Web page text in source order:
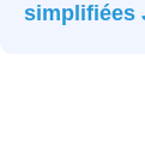
simplifiées